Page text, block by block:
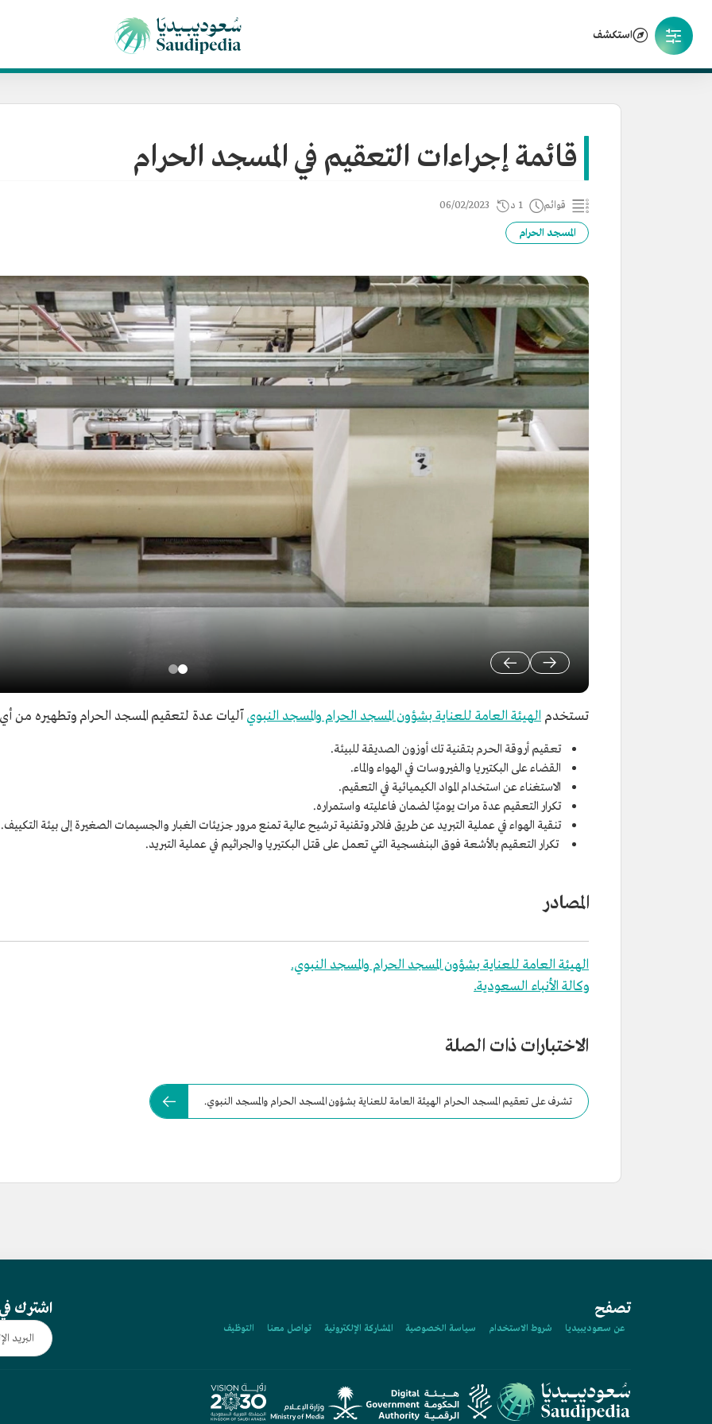
استكشف
قائمة إجراءات التعقيم في المسجد الحرام
قوائم 1 د 06/02/2023
المسجد الحرام
تستخدم الهيئة العامة للعناية بشؤون المسجد الحرام والمسجد النبوي آليات عدة لتعقيم المسجد الحرام وتطهيره من
تعقيم أروقة الحرم بتقنية تك أوزون الصديقة للبيئة.
القضاء على البكتيريا والفيروسات في الهواء والماء.
الاستغناء عن استخدام المواد الكيميائية في التعقيم.
تكرار التعقيم عدة مرات يوميًا لضمان فاعليته واستمراره.
تنقية الهواء في عملية التبريد عن طريق فلاتر وتقنية ترشيح عالية تمنع مرور جزيئات الغبار والجسيمات الصغيرة إلى بيئة التكييف.
تكرار التعقيم بالأشعة فوق البنفسجية التي تعمل على قتل البكتيريا والجراثيم في عملية التبريد.
المصادر
الهيئة العامة للعناية بشؤون المسجد الحرام والمسجد النبوي.
وكالة الأنباء السعودية.
الاختبارات ذات الصلة
تشرف على تعقيم المسجد الحرام الهيئة العامة للعناية بشؤون المسجد الحرام والمسجد النبوي.
تصفح
عن سعوديبيديا شروط الاستخدام سياسة الخصوصية المشاركة الإلكترونية تواصل معنا التوظيف
اشترك